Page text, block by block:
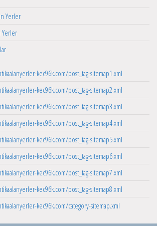
Yerler
Yerler
kec96k.com/post_tag-sitemap1.xml
kec96k.com/post_tag-sitemap2.xml
kec96k.com/post_tag-sitemap3.xml
kec96k.com/post_tag-sitemap4.xml
kec96k.com/post_tag-sitemap5.xml
kec96k.com/post_tag-sitemap6.xml
kec96k.com/post_tag-sitemap7.xml
kec96k.com/post_tag-sitemap8.xml
kec96k.com/category-sitemap.xml